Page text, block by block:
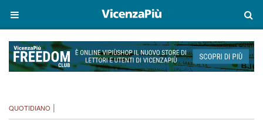
QUOTIDIANO |